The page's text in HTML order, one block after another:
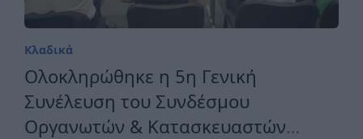
Κλαδικά
Ολοκληρώθηκε η 5η Γενική
Συνέλευση του Συνδέσμου
Οργανωτών & Κατασκευαστών